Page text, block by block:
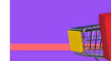
проекта выступили:
Республиканская
правовой статистике